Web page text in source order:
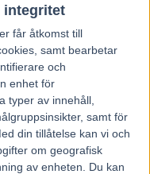
integritet
får åtkomst till
samt bearbetar
och
enhet för
typer av innehåll,
samt för
din tillåtelse kan vi och
om geografisk
av enheten. Du kan
tränade Digne Et
Gocciadoros
vann lekande lätt efter
gästen
han tog hem ett
långloppet med
och Ultra Bright
Thomas